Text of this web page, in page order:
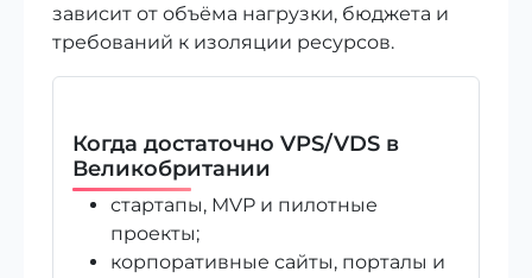
зависит от объёма нагрузки, бюджета и
требований к изоляции ресурсов.
Когда достаточно VPS/VDS в
Великобритании
стартапы, MVP и пилотные
проекты;
корпоративные сайты, порталы и